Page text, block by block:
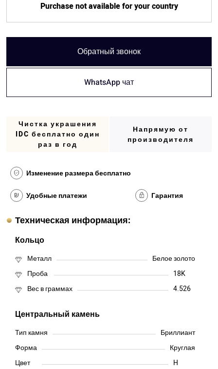
Purchase not available for your country
Обратный звонок
WhatsApp чат
Чистка украшения
IDC бесплатно один
раз в год
Напрямую от
производителя
Изменение размера бесплатно
Удобные платежи Гарантия
Техническая информация:
Кольцо
Металл
Белое золото
Проба
18K
Вес в граммах
4.526
Центральный камень
Тип камня
Бриллиант
Форма
Круглая
Цвет
H